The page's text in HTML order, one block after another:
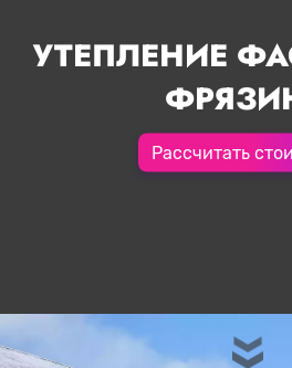
УТЕПЛЕНИЕ
Рассчитать